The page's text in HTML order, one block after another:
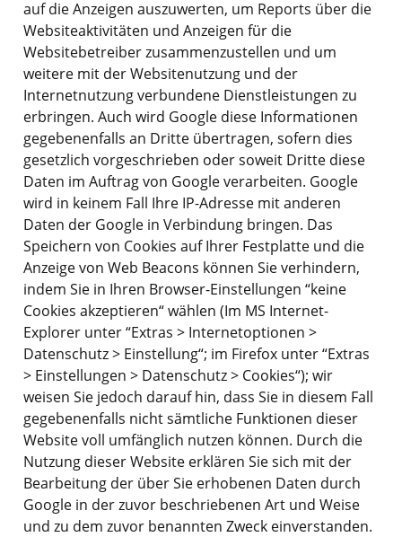
auf die Anzeigen auszuwerten, um Reports über die
Websiteaktivitäten und Anzeigen für die
Websitebetreiber zusammenzustellen und um
weitere mit der Websitenutzung und der
Internetnutzung verbundene Dienstleistungen zu
erbringen. Auch wird Google diese Informationen
gegebenenfalls an Dritte übertragen, sofern dies
gesetzlich vorgeschrieben oder soweit Dritte diese
Daten im Auftrag von Google verarbeiten. Google
wird in keinem Fall Ihre IP-Adresse mit anderen
Daten der Google in Verbindung bringen. Das
Speichern von Cookies auf Ihrer Festplatte und die
Anzeige von Web Beacons können Sie verhindern,
indem Sie in Ihren Browser-Einstellungen “keine
Cookies akzeptieren“ wählen (Im MS Internet-
Explorer unter “Extras > Internetoptionen >
Datenschutz > Einstellung“; im Firefox unter “Extras
> Einstellungen > Datenschutz > Cookies“); wir
weisen Sie jedoch darauf hin, dass Sie in diesem Fall
gegebenenfalls nicht sämtliche Funktionen dieser
Website voll umfänglich nutzen können. Durch die
Nutzung dieser Website erklären Sie sich mit der
Bearbeitung der über Sie erhobenen Daten durch
Google in der zuvor beschriebenen Art und Weise
und zu dem zuvor benannten Zweck einverstanden.